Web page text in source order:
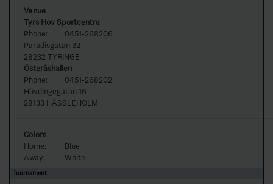
Venue
Tyrs Hov Sportcentra
Phone:
0451-268206
Paradisgatan 32
28232 TYRINGE
Österåshallen
Phone:
0451-268202
Hövdingegatan 16
28133 HÄSSLEHOLM
Colors
Home:
Blue
Away:
White
Tournament